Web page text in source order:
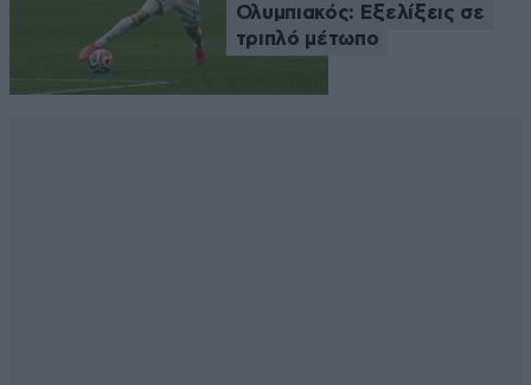
Ολυμπιακός: Εξελίξεις σε
τριπλό μέτωπο